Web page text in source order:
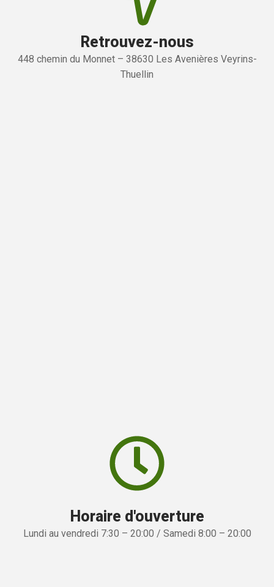
Retrouvez-nous
448 chemin du Monnet – 38630 Les Avenières Veyrins-
Thuellin
Horaire d'ouverture
Lundi au vendredi 7:30 – 20:00 / Samedi 8:00 – 20:00